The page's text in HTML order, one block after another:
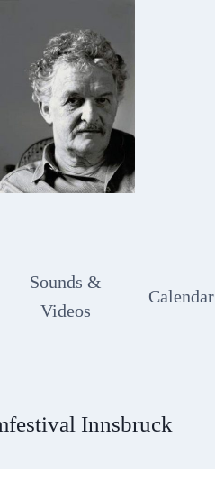
Sounds &
Videos
Calendar
Innsbruck